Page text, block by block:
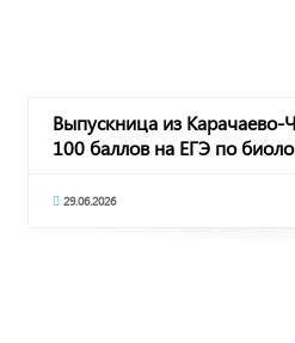
Выпускница из Карачаево-
100 баллов на ЕГЭ по
29.06.2026